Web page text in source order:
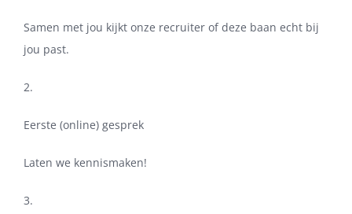
Samen met jou kijkt onze recruiter of deze baan echt bij
jou past.
2.
Eerste (online) gesprek
Laten we kennismaken!
3.